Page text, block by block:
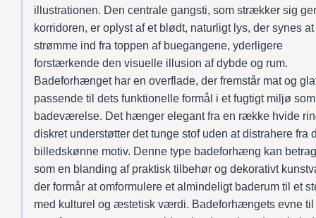
illustrationen. Den centrale gangsti, som strækker sig
korridoren, er oplyst af et blødt, naturligt lys, der synes at
strømme ind fra toppen af buegangene, yderligere
forstærkende den visuelle illusion af dybde og rum.
Badeforhænget har en overflade, der fremstår mat og
passende til dets funktionelle formål i et fugtigt miljø
badeværelse. Det hænger elegant fra en række hvide
diskret understøtter det tunge stof uden at distrahere fra
billedskønne motiv. Denne type badeforhæng kan
som en blanding af praktisk tilbehør og dekorativt
der formår at omformulere et almindeligt baderum til et
med kulturel og æstetisk værdi. Badeforhængets evne til